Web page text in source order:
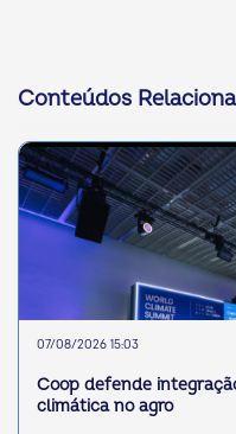
Conteúdos
07/08/2026 15:03
Coop defende
climática no agro